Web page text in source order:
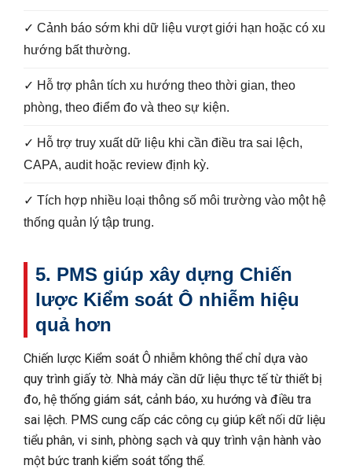
✓ Cảnh báo sớm khi dữ liệu vượt giới hạn hoặc có xu
hướng bất thường.
✓ Hỗ trợ phân tích xu hướng theo thời gian, theo
phòng, theo điểm đo và theo sự kiện.
✓ Hỗ trợ truy xuất dữ liệu khi cần điều tra sai lệch,
CAPA, audit hoặc review định kỳ.
✓ Tích hợp nhiều loại thông số môi trường vào một hệ
thống quản lý tập trung.
5. PMS giúp xây dựng Chiến
lược Kiểm soát Ô nhiễm hiệu
quả hơn
Chiến lược Kiểm soát Ô nhiễm không thể chỉ dựa vào
quy trình giấy tờ. Nhà máy cần dữ liệu thực tế từ thiết bị
đo, hệ thống giám sát, cảnh báo, xu hướng và điều tra
sai lệch. PMS cung cấp các công cụ giúp kết nối dữ liệu
tiểu phân, vi sinh, phòng sạch và quy trình vận hành vào
một bức tranh kiểm soát tổng thể.